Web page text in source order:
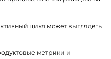
цикл может выглядеть
метрики и